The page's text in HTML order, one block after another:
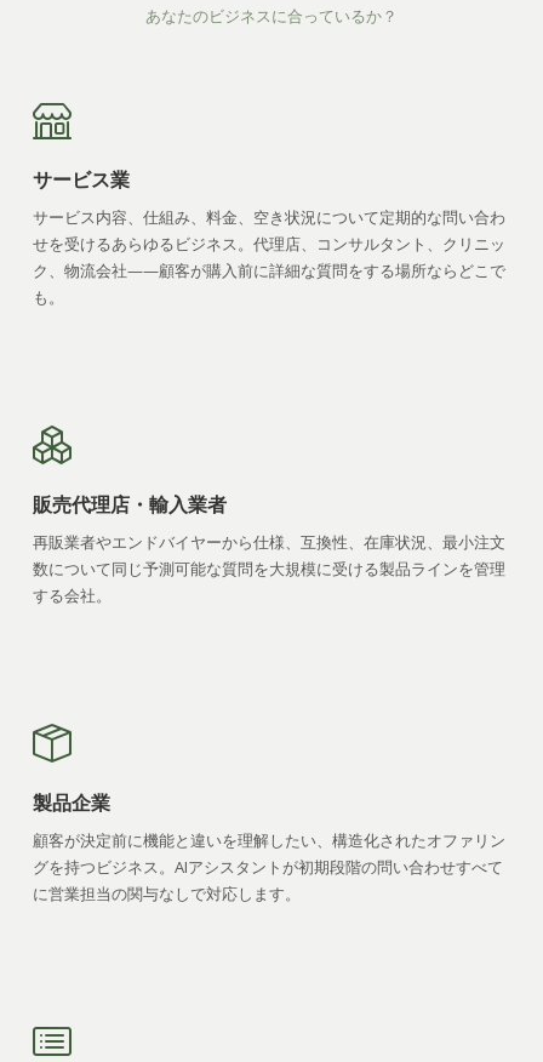
あなたのビジネスに合っているか？
サービス業
サービス内容、仕組み、料金、空き状況について定期的な問い合わ
せを受けるあらゆるビジネス。代理店、コンサルタント、クリニッ
ク、物流会社——顧客が購入前に詳細な質問をする場所ならどこで
も。
販売代理店・輸入業者
再販業者やエンドバイヤーから仕様、互換性、在庫状況、最小注文
数について同じ予測可能な質問を大規模に受ける製品ラインを管理
する会社。
製品企業
顧客が決定前に機能と違いを理解したい、構造化されたオファリン
グを持つビジネス。AIアシスタントが初期段階の問い合わせすべて
に営業担当の関与なしで対応します。